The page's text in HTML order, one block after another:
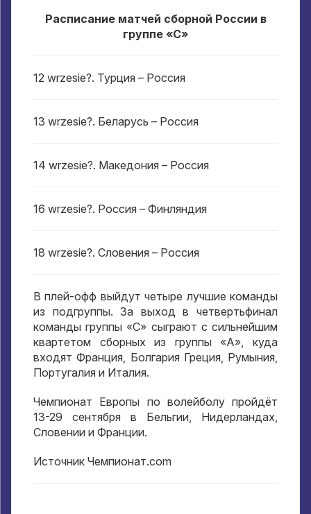
Расписание матчей сборной России в
группе «С»
12 wrzesie?. Турция – Россия
13 wrzesie?. Беларусь – Россия
14 wrzesie?. Македония – Россия
16 wrzesie?. Россия – Финляндия
18 wrzesie?. Словения – Россия
В плей-офф выйдут четыре лучшие команды
из подгруппы.За выход в четвертьфинал
команды группы «С» сыграют с сильнейшим
квартетом сборных из группы «А» ,куда
входят Франция
Болгария Греция Румыния
Португалия и Италия.
Чемпионат Европы по волейболу пройдёт
13-29 сентября в Бельгии Нидерландах
Словении и Франции.
Источник Чемпионат.com